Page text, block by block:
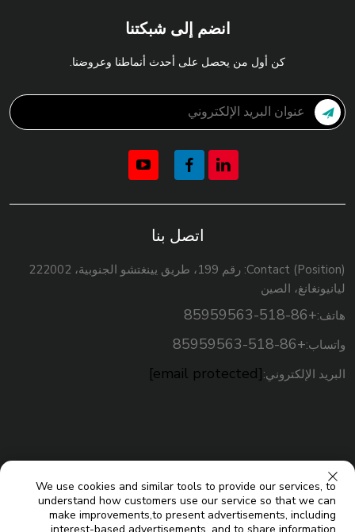
انضم إلى شبكتنا
كن أول من يحصل على أحدث أنماطنا وعروضنا.
اتصل بنا
Contact (Position): رقم 199، طريق يينغتشو الجنوبية، 222002
ليانيونغانغ، الصين
هاتف:+86-518-85959563
واتساب:+86-518-85959563
البريد الإلكتروني:[email protected]
We use cookies and similar tools to provide our services, to
understand how customers use our service so that we can
make improvements,to present advertisements, including